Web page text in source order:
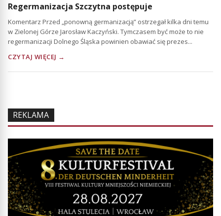
Regermanizacja Szczytna postępuje
Komentarz Przed „ponowną germanizacją” ostrzegał kilka dni temu
w Zielonej Górze Jarosław Kaczyński. Tymczasem być może to nie
regermanizacji Dolnego Śląska powinien obawiać się prezes...
CZYTAJ WIĘCEJ →
REKLAMA